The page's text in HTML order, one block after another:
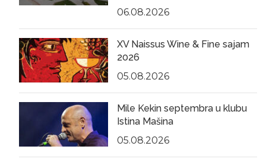
06.08.2026
XV Naissus Wine & Fine sajam
2026
05.08.2026
Mile Kekin septembra u klubu
Istina Mašina
05.08.2026